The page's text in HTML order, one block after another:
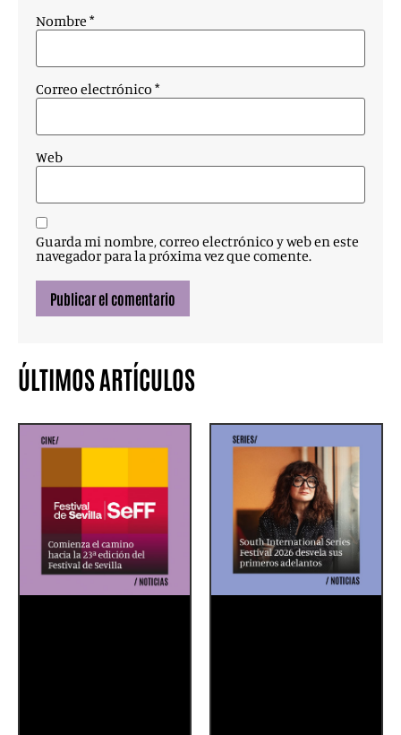
Nombre *
Correo electrónico *
Web
Guarda mi nombre, correo electrónico y web en este
navegador para la próxima vez que comente.
ÚLTIMOS ARTÍCULOS